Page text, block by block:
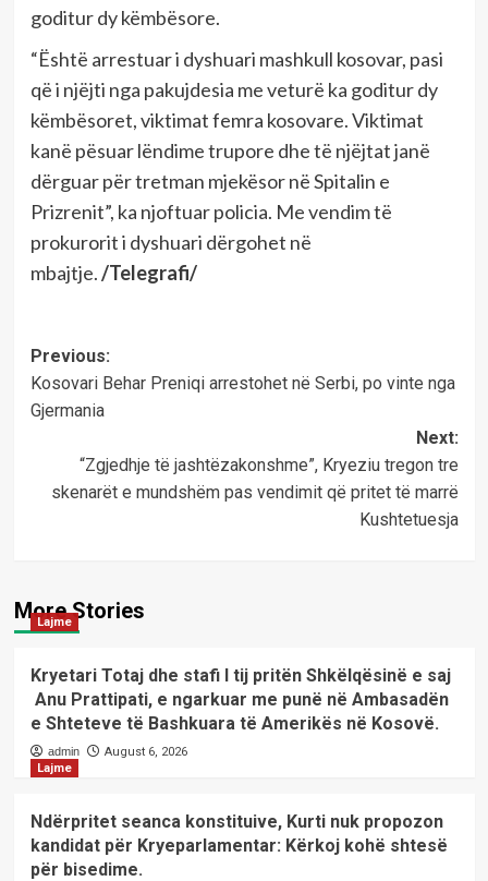
goditur dy këmbësore.
“Është arrestuar i dyshuari mashkull kosovar, pasi
që i njëjti nga pakujdesia me veturë ka goditur dy
këmbësoret, viktimat femra kosovare. Viktimat
kanë pësuar lëndime trupore dhe të njëjtat janë
dërguar për tretman mjekësor në Spitalin e
Prizrenit”, ka njoftuar policia. Me vendim të
prokurorit i dyshuari dërgohet në
mbajtje./Telegrafi/
Post
navigation
Previous:
Kosovari Behar Preniqi arrestohet në Serbi, po vinte nga
Gjermania
Next:
“Zgjedhje të jashtëzakonshme”, Kryeziu tregon tre
skenarët e mundshëm pas vendimit që pritet të marrë
Kushtetuesja
More Stories
Lajme
Kryetari Totaj dhe stafi I tij pritën Shkëlqësinë e saj
Anu Prattipati, e ngarkuar me punë në Ambasadën
e Shteteve të Bashkuara të Amerikës në Kosovë.
admin
August 6, 2026
Lajme
Ndërpritet seanca konstituive, Kurti nuk propozon
kandidat për Kryeparlamentar: Kërkoj kohë shtesë
për bisedime.